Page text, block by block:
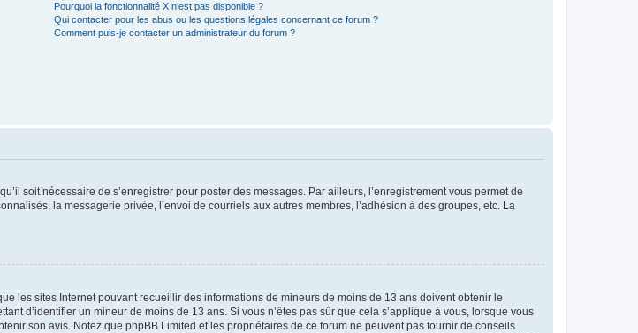
Pourquoi la fonctionnalité X n’est pas disponible ?
Qui contacter pour les abus ou les questions légales concernant ce forum ?
Comment puis-je contacter un administrateur du forum ?
soit nécessaire de s’enregistrer pour poster des messages. Par ailleurs, l’enregistrement vous permet de
la messagerie privée, l’envoi de courriels aux autres membres, l’adhésion à des groupes, etc. La
les sites Internet pouvant recueillir des informations de mineurs de moins de 13 ans doivent obtenir le
d’identifier un mineur de moins de 13 ans. Si vous n’êtes pas sûr que cela s’applique à vous, lorsque vous
son avis. Notez que phpBB Limited et les propriétaires de ce forum ne peuvent pas fournir de conseils